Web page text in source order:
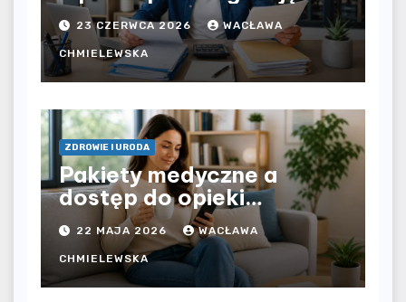
bezpośrednio u
pracodawcy – jak
rozliczyć oba źródła
dochodu?
23 CZERWCA 2026 WACŁAWA
CHMIELEWSKA
ZDROWIE I URODA
Pakiety medyczne a
dostęp do opieki
zdrowotnej bez
ograniczeń czasowych –
czy prywatna opieka daje
większą swobodę?
22 MAJA 2026 WACŁAWA
CHMIELEWSKA